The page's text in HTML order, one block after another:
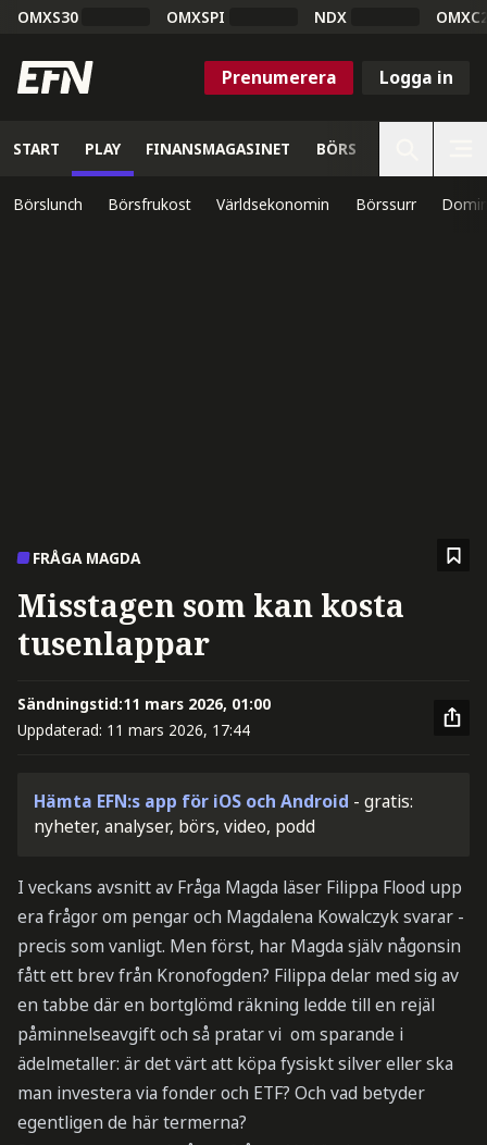
OMXS30 OMXSPI NDX
Prenumerera Logga in
START PLAY FINANSMAGASINET BÖRS
Börslunch Börsfrukost Världsekonomin Börssurr
FRÅGA MAGDA
Misstagen som kan kosta
tusenlappar
Sändningstid:11 mars 2026, 01:00
Uppdaterad: 11 mars 2026, 17:44
Hämta EFN:s app för iOS och Android - gratis:
nyheter, analyser, börs, video, podd
I veckans avsnitt av Fråga Magda läser Filippa Flood upp
era frågor om pengar och Magdalena Kowalczyk svarar -
precis som vanligt. Men först, har Magda själv någonsin
fått ett brev från Kronofogden? Filippa delar med sig av
en tabbe där en bortglömd räkning ledde till en rejäl
påminnelseavgift och så pratar vi om sparande i
ädelmetaller: är det värt att köpa fysiskt silver eller ska
man investera via fonder och ETF? Och vad betyder
egentligen de här termerna?